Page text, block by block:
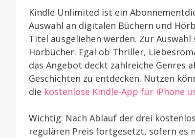
Kindle Unlimited ist ein
Auswahl an digitalen Büchern und
Titel ausgeliehen werden. Zur
Hörbücher. Egal ob Thriller,
das Angebot deckt zahlreiche Genres
Geschichten zu entdecken. Nutzen
die kostenlose Kindle-App für iPhone
Wichtig: Nach Ablauf der drei
regulären Preis fortgesetzt, sofern